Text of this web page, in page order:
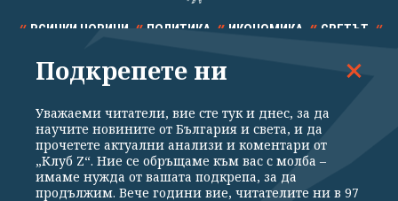
ВСИЧКИ НОВИНИ ПОЛИТИКА ИКОНОМИКА СВЕТЪТ
СПОРТ КУЛТУРА ТЕХНОЛОГИИ КАЛЕЙДОСКОП
Подкрепете ни
Уважаеми читатели, вие сте тук и днес, за да
научите новините от България и света, и да
прочетете актуални анализи и коментари от
„Клуб Z“. Ние се обръщаме към вас с молба –
имаме нужда от вашата подкрепа, за да
продължим. Вече години вие, читателите ни в 97